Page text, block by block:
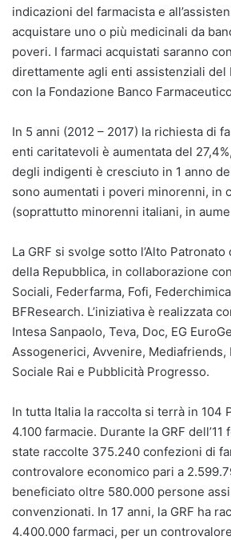
indicazioni del farmacista e
acquistare uno o più medicinali da
poveri. I farmaci acquistati saranno
direttamente agli enti assistenziali del
con la Fondazione Banco
In 5 anni (2012 – 2017) la richiesta di
enti caritatevoli è aumentata del
degli indigenti è cresciuto in 1 anno
sono aumentati i poveri minorenni, in
(soprattutto minorenni italiani, in
La GRF si svolge sotto l’Alto
della Repubblica, in collaborazione
Sociali, Federfarma, Fofi,
BFResearch. L’iniziativa è realizzata
Intesa Sanpaolo, Teva, Doc, EG
Assogenerici, Avvenire, Mediafriends,
Sociale Rai e Pubblicità Progresso.
In tutta Italia la raccolta si terrà in 104
4.100 farmacie. Durante la GRF dell’11
state raccolte 375.240 confezioni di
controvalore economico pari a
beneficiato oltre 580.000 persone
convenzionati. In 17 anni, la GRF ha
4.400.000 farmaci, per un